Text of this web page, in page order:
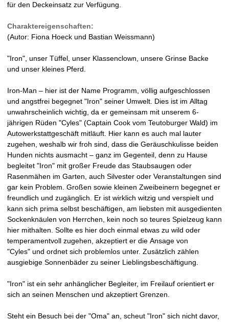
e
i
1
9
9
4
für den Deckeinsatz zur Verfügung.
Charaktereigenschaften:
(Autor: Fiona Hoeck und Bastian Weissmann)
"Iron", unser Tüffel, unser Klassenclown, unsere Grinse Backe
und unser kleines Pferd.
Iron-Man – hier ist der Name Programm, völlig aufgeschlossen
und angstfrei begegnet "Iron" seiner Umwelt. Dies ist im Alltag
unwahrscheinlich wichtig, da er gemeinsam mit unserem 6-
jährigen Rüden "Cyles" (Captain Cook vom Teutoburger Wald) im
Autowerkstattgeschäft mitläuft. Hier kann es auch mal lauter
zugehen, weshalb wir froh sind, dass die Geräuschkulisse beiden
Hunden nichts ausmacht – ganz im Gegenteil, denn zu Hause
begleitet "Iron" mit großer Freude das Staubsaugen oder
Rasenmähen im Garten, auch Silvester oder Veranstaltungen sind
gar kein Problem. Großen sowie kleinen Zweibeinern begegnet er
freundlich und zugänglich. Er ist wirklich witzig und verspielt und
kann sich prima selbst beschäftigen, am liebsten mit ausgedienten
Sockenknäulen von Herrchen, kein noch so teures Spielzeug kann
hier mithalten. Sollte es hier doch einmal etwas zu wild oder
temperamentvoll zugehen, akzeptiert er die Ansage von
"Cyles" und ordnet sich problemlos unter. Zusätzlich zählen
ausgiebige Sonnenbäder zu seiner Lieblingsbeschäftigung.
"Iron" ist ein sehr anhänglicher Begleiter, im Freilauf orientiert er
sich an seinen Menschen und akzeptiert Grenzen.
Steht ein Besuch bei der "Oma" an, scheut "Iron" sich nicht davor,